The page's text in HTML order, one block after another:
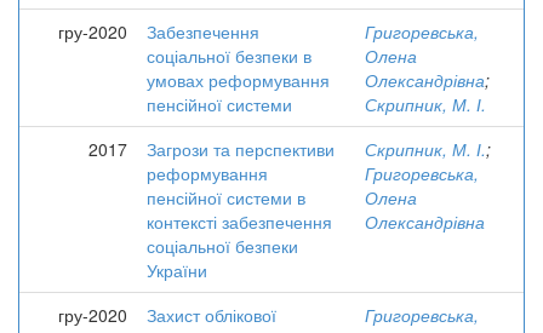
гру-2020
Забезпечення
соціальної безпеки в
умовах реформування
пенсійної системи
Григоревська,
Олена
Олександрівна;
Скрипник, М. І.
2017
Загрози та перспективи
реформування
пенсійної системи в
контексті забезпечення
соціальної безпеки
України
Скрипник, М. І.;
Григоревська,
Олена
Олександрівна
гру-2020
Захист облікової
Григоревська,